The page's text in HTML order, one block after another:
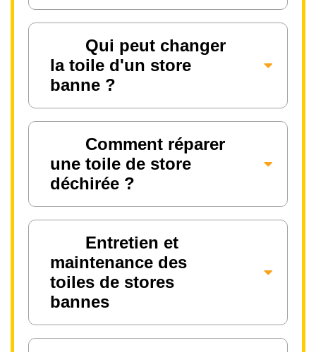
Qui peut changer
la toile d'un store
banne ?
Comment réparer
une toile de store
déchirée ?
Entretien et
maintenance des
toiles de stores
bannes